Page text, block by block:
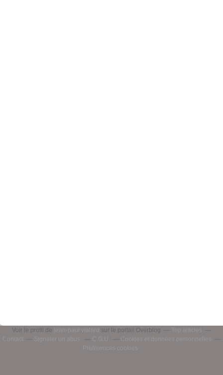
Voir le profil de jean-paul vialard sur le portail Overblog
Top articles
Contact
Signaler un abus C.G.U.
Cookies et données personnelles
Préférences cookies